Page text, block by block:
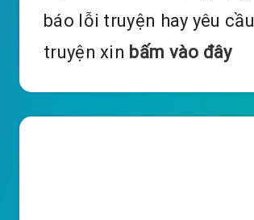
báo lỗi truyện hay yêu cầu
truyện xin bấm vào đây